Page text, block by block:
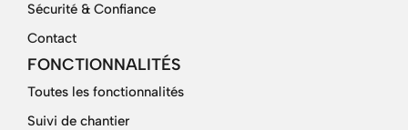
Sécurité & Confiance
Contact
FONCTIONNALITÉS
Toutes les fonctionnalités
Suivi de chantier